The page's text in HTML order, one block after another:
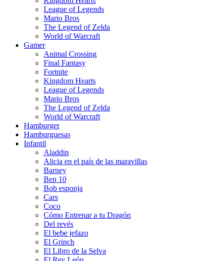
League of Legends
Mario Bros
The Legend of Zelda
World of Warcraft
Gamer
Animal Crossing
Final Fantasy
Fortnite
Kingdom Hearts
League of Legends
Mario Bros
The Legend of Zelda
World of Warcraft
Hamburger
Hamburguesas
Infantil
Aladdin
Alicia en el país de las maravillas
Barney
Ben 10
Bob esponja
Cars
Coco
Cómo Entrenar a tu Dragón
Del revés
El bebe jefazo
El Grinch
El Libro de la Selva